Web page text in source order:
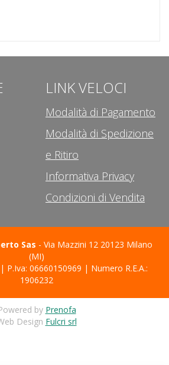
LINK VELOCI
Modalità di Pagamento
Modalità di Spedizione
e Ritiro
Informativa Privacy
Condizioni di Vendita
Sas - Via Mazzini 12 20123 Milano
(MI)
| P.Iva: 06660150969 | Numero R.E.A.:
1906232
by Prenofa
Design Fulcri srl